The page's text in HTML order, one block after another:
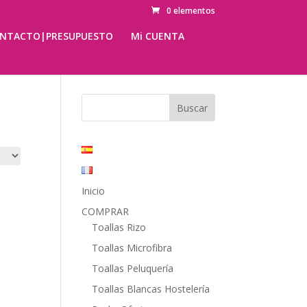
0 elementos
Mi CUENTA
Inicio
COMPRAR
Toallas Rizo
Toallas Microfibra
Toallas Peluquería
Toallas Blancas Hostelería